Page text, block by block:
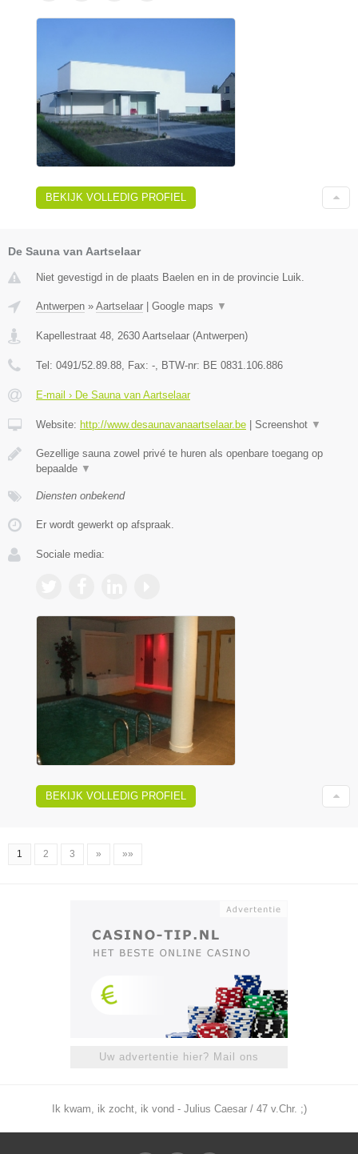
BEKIJK VOLLEDIG PROFIEL
De Sauna van Aartselaar
Niet gevestigd in de plaats Baelen en in de provincie Luik.
Antwerpen » Aartselaar Google maps ▼
Kapellestraat 48, 2630 Aartselaar (Antwerpen)
Tel: 0491/52.89.88, Fax: -, BTW-nr: BE 0831.106.886
E-mail › De Sauna van Aartselaar
Website: http://www.desaunavanaartselaar.be Screenshot ▼
Gezellige sauna zowel privé te huren als openbare toegang op
bepaalde ▼
Diensten onbekend
Er wordt gewerkt op afspraak.
Sociale media:
BEKIJK VOLLEDIG PROFIEL
1 2 3 » »»
Uw advertentie hier? Mail ons
Ik kwam, ik zocht, ik vond - Julius Caesar / 47 v.Chr. ;)